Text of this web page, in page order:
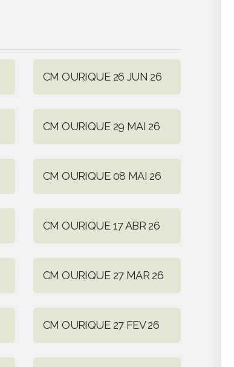
CM OURIQUE 26 JUN 26
CM OURIQUE 29 MAI 26
CM OURIQUE 08 MAI 26
CM OURIQUE 17 ABR 26
CM OURIQUE 27 MAR 26
CM OURIQUE 27 FEV 26